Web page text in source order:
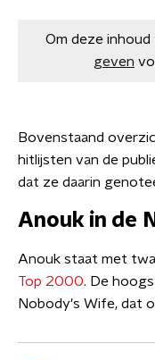
Om deze
geven
Bovenstaand
hitlijsten van de
dat ze daarin
Anouk in de
Anouk staat met
Top 2000. De
Nobody's Wife, dat